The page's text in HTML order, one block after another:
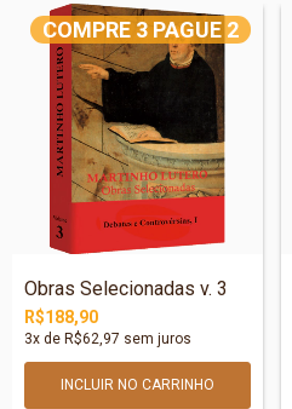
COMPRE 3 PAGUE 2
Obras Selecionadas v. 3
R$188,90
3x de R$62,97 sem juros